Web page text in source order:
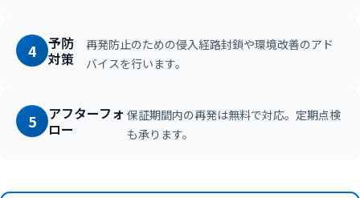
4
予防
対策
再発防止のための侵入経路封鎖や環境改善のアド
バイスを行います。
5
アフターフォ
ロー
保証期間内の再発は無料で対応。定期点検
も承ります。